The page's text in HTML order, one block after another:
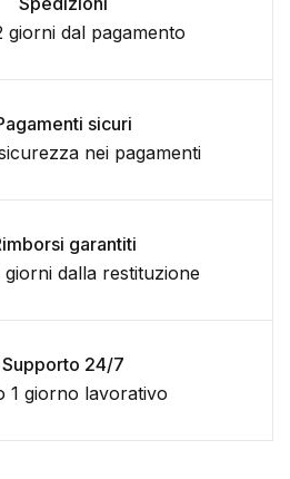
giorni dal pagamento
sicuri
nei pagamenti
garantiti
giorni dalla restituzione
Supporto 24/7
1 giorno lavorativo